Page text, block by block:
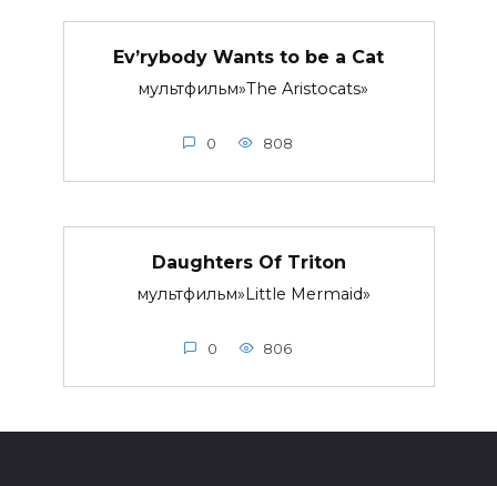
Ev’rybody Wants to be a Cat
мультфильм»The Aristocats»
0 808
Daughters Of Triton
мультфильм»Little Mermaid»
0 806